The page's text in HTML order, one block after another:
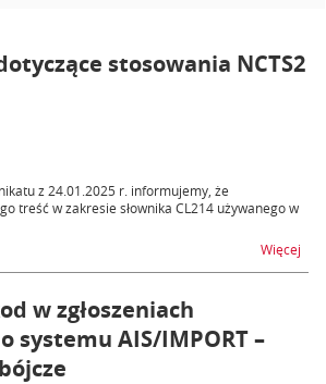
stosowania NCTS2
z 24.01.2025 r. informujemy, że
treść w zakresie słownika CL214 używanego w
Więcej
w zgłoszeniach
systemu AIS/IMPORT –